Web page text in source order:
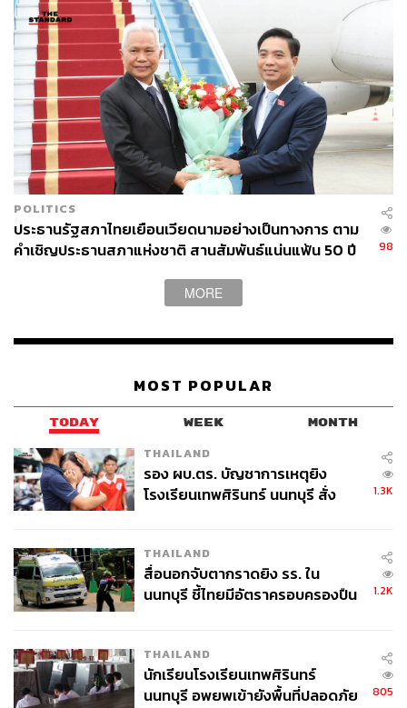
ประชาชนมีส่วนร่วมให้มากที่สุด พร้อมยืนยันว่า พรรคเพื่อ
ไทยยินดีลงชื่อสนับสนุนร่างแก้ไขรัฐธรรมนูญของพรรคอื่นๆ
โดยไม่คำนึงว่าเป็นพรรครัฐบาลหรือพรรคฝ่ายค้านแต่อย่าง
ใด หากมีเจตนารมณ์ร่วมกันเพื่อนำไปสู่การจัดทำฉบับใหม่
เราก็ยินดีให้การสนับสนุน และในการประชุมสภา คงจะเกิด
การแลกรายชื่อ เซ็นชื่อ เพื่อให้เกิดร่างแก้ไขจากหลาย
พรรคการเมืองเข้าไปพิจารณาพร้อมๆ กัน
ส่วนการแก้ไขรัฐธรรมนูญมีมาหลายสมัยแล้ว การแก้ไขฉบับ
นี้ จะแล้วเสร็จในรัฐบาลชุดนี้เลยหรือไม่ ชูศักดิ์เชื่อว่า เป็นไป
ได้ แต่สิ่งนี้มันก็อยู่ที่การทำความเข้าใจแล้วว่ามันควรเป็น
อย่างไร และที่สำคัญก็คือฉันทามติของเสียงข้างมากใน
รัฐธรรมนูญมาช้านานแล้วเป็น 20 ปี และมันสำเร็จได้ คิดว่า
เป็นเรื่องสำคัญ เราจะต้องได้รัฐธรรมนูญที่มันเป็น
ประชาธิปไตยมากขึ้นกว่าที่เป็นอยู่ ไม่ใช่ถอยหลังลงไปอีก
POLITICS
ประธานรัฐสภาไทยเยือนเวียดนามอย่างเป็นทางการ ตาม
คำเชิญประธานสภาแห่งชาติ สานสัมพันธ์แน่นแฟ้น 50 ปี
98
MORE
MOST POPULAR
TODAY WEEK MONTH
THAILAND
รอง ผบ.ตร. บัญชาการเหตุยิง
โรงเรียนเทพศิรินทร์ นนทบุรี สั่ง
1.3K
THAILAND
สื่อนอกจับตากราดยิง รร. ใน
นนทบุรี ชี้ไทยมีอัตราครอบครองปืน
1.2K
THAILAND
นักเรียนโรงเรียนเทพศิรินทร์
นนทบุรี อพยพเข้ายังพื้นที่ปลอดภัย
805